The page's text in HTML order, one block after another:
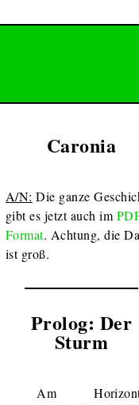
Caronia
A/N: Die ganze
gibt es jetzt auch im
Format. Achtung, die
ist groß.
Prolog: Der
Sturm
Am